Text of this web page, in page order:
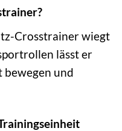
Crosstrainer wiegt
lässt er
und